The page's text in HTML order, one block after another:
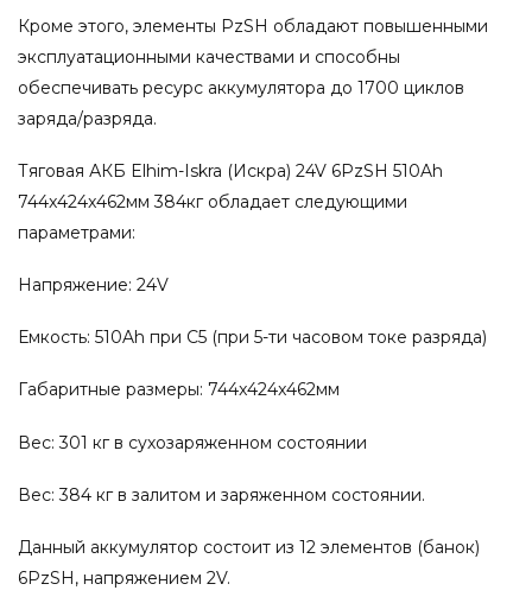
Кроме этого, элементы PzSH обладают повышенными
эксплуатационными качествами и способны
обеспечивать ресурс аккумулятора до 1700 циклов
заряда/разряда.
Тяговая АКБ Elhim-Iskra (Искра) 24V 6PzSH 510Ah
744x424x462мм 384кг обладает следующими
параметрами:
Напряжение: 24V
Емкость: 510Ah при С5 (при 5-ти часовом токе разряда)
Габаритные размеры: 744x424x462мм
Вес: 301 кг в сухозаряженном состоянии
Вес: 384 кг в залитом и заряженном состоянии.
Данный аккумулятор состоит из 12 элементов (банок)
6PzSH, напряжением 2V.